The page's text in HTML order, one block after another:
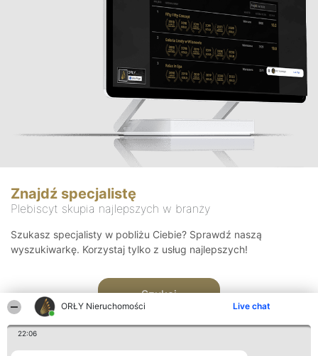
ORŁY Nieruchomości Live chat
22:06
Znajdź specjalistę
Plebiscyt skupia najlepszych w branży
Szukasz specjalisty w pobliżu Ciebie? Sprawdź naszą
wyszukiwarkę. Korzystaj tylko z usług najlepszych!
Szukaj